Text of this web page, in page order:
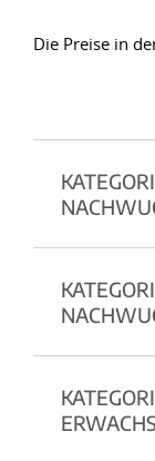
Die Preise in